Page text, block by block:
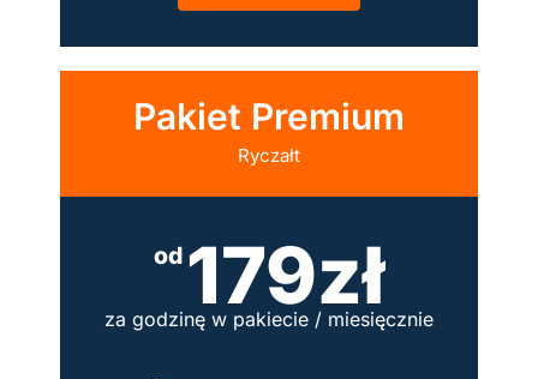
Pakiet Premium
Ryczałt
od 179zł
za godzinę w pakiecie / miesięcznie